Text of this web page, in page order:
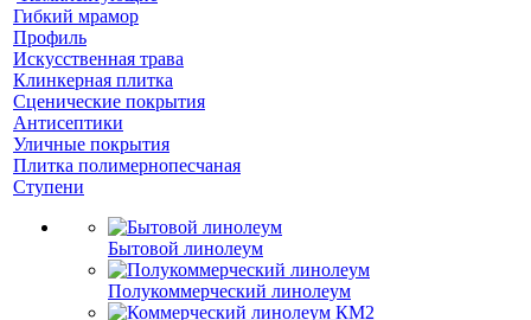
Гибкий мрамор
Профиль
Искусственная трава
Клинкерная плитка
Сценические покрытия
Антисептики
Уличные покрытия
Плитка полимернопесчаная
Ступени
Бытовой линолеум
Полукоммерческий линолеум